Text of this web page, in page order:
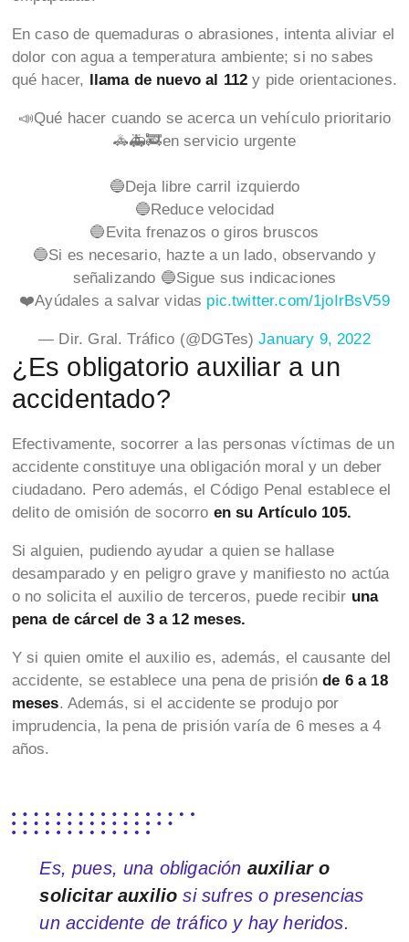
En caso de quemaduras o abrasiones, intenta aliviar el
dolor con agua a temperatura ambiente; si no sabes
qué hacer, llama de nuevo al 112 y pide orientaciones.
📣Qué hacer cuando se acerca un vehículo prioritario
🚓🚑🚒en servicio urgente
🔵Deja libre carril izquierdo
🔵Reduce velocidad
🔵Evita frenazos o giros bruscos
🔵Si es necesario, hazte a un lado, observando y
señalizando 🔵Sigue sus indicaciones
❤️Ayúdales a salvar vidas pic.twitter.com/1joIrBsV59
— Dir. Gral. Tráfico (@DGTes)January 9, 2022
¿Es obligatorio auxiliar a un
accidentado?
Efectivamente, socorrer a las personas víctimas de un
accidente constituye una obligación moral y un deber
ciudadano. Pero además, el Código Penal establece el
delito de omisión de socorro en su Artículo 105.
Si alguien, pudiendo ayudar a quien se hallase
desamparado y en peligro grave y manifiesto no actúa
o no solicita el auxilio de terceros, puede recibir una
pena de cárcel de 3 a 12 meses.
Y si quien omite el auxilio es, además, el causante del
accidente, se establece una pena de prisiónde 6 a 18
meses. Además, si el accidente se produjo por
imprudencia, la pena de prisión varía de 6 meses a 4
años.
Es, pues, una obligación auxiliar o
solicitar auxilio si sufres o presencias
un accidente de tráfico y hay heridos.